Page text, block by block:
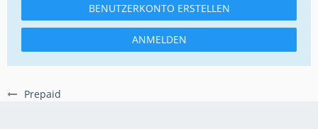
Prepaid
BENUTZERKONTO ERSTELLEN
ANMELDEN